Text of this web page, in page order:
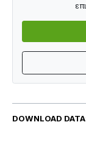
DOWNLOAD